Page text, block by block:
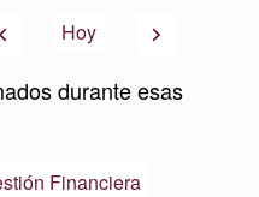
AnteriorHoy Siguiente
durante esas
Financiera